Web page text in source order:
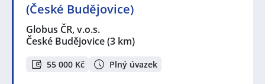
(České Budějovice)
Globus ČR, v.o.s.
České Budějovice(3 km)
55 000 Kč Plný úvazek